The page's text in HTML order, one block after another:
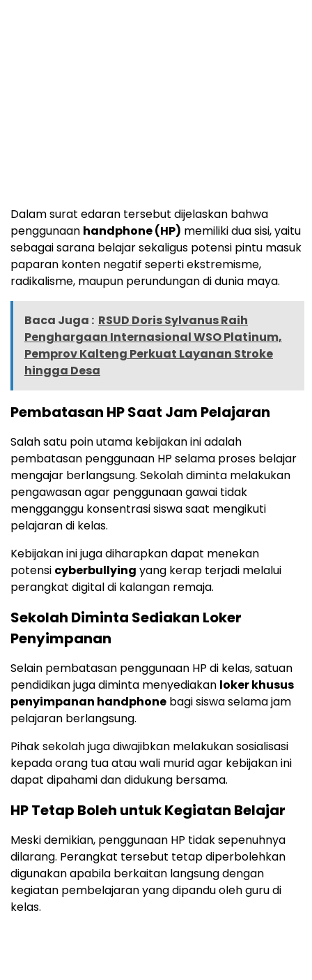
Dalam surat edaran tersebut dijelaskan bahwa
penggunaan handphone (HP) memiliki dua sisi, yaitu
sebagai sarana belajar sekaligus potensi pintu masuk
paparan konten negatif seperti ekstremisme,
radikalisme, maupun perundungan di dunia maya.
Baca Juga : RSUD Doris Sylvanus Raih
Penghargaan Internasional WSO Platinum,
Pemprov Kalteng Perkuat Layanan Stroke
hingga Desa
Pembatasan HP Saat Jam Pelajaran
Salah satu poin utama kebijakan ini adalah
pembatasan penggunaan HP selama proses belajar
mengajar berlangsung. Sekolah diminta melakukan
pengawasan agar penggunaan gawai tidak
mengganggu konsentrasi siswa saat mengikuti
pelajaran di kelas.
Kebijakan ini juga diharapkan dapat menekan
potensi cyberbullying yang kerap terjadi melalui
perangkat digital di kalangan remaja.
Sekolah Diminta Sediakan Loker
Penyimpanan
Selain pembatasan penggunaan HP di kelas, satuan
pendidikan juga diminta menyediakan loker khusus
penyimpanan handphone bagi siswa selama jam
pelajaran berlangsung.
Pihak sekolah juga diwajibkan melakukan sosialisasi
kepada orang tua atau wali murid agar kebijakan ini
dapat dipahami dan didukung bersama.
HP Tetap Boleh untuk Kegiatan Belajar
Meski demikian, penggunaan HP tidak sepenuhnya
dilarang. Perangkat tersebut tetap diperbolehkan
digunakan apabila berkaitan langsung dengan
kegiatan pembelajaran yang dipandu oleh guru di
kelas.